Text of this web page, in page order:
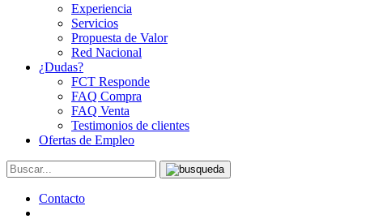
Experiencia
Servicios
Propuesta de Valor
Red Nacional
¿Dudas?
FCT Responde
FAQ Compra
FAQ Venta
Testimonios de clientes
Ofertas de Empleo
Contacto